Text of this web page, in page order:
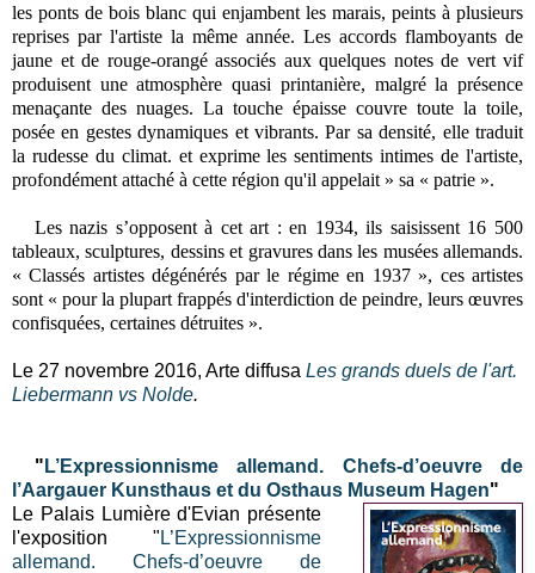
les ponts de bois blanc qui enjambent les marais, peints à plusieurs
reprises par l'artiste la même année. Les accords flamboyants de
jaune et de rouge-orangé associés aux quelques notes de vert vif
produisent une atmosphère quasi printanière, malgré la présence
menaçante des nuages. La touche épaisse couvre toute la toile,
posée en gestes dynamiques et vibrants. Par sa densité, elle traduit
la rudesse du climat. et exprime les sentiments intimes de l'artiste,
profondément attaché à cette région qu'il appelait » sa « patrie ».
Les nazis s’opposent à cet art : en 1934, ils saisissent 16 500
tableaux, sculptures, dessins et gravures dans les musées allemands.
« Classés artistes dégénérés par le régime en 1937 », ces artistes
sont « pour la plupart frappés d'interdiction de peindre, leurs œuvres
confisquées, certaines détruites ».
Le 27 novembre 2016, Arte diffusa Les grands duels de l'art.
Liebermann vs Nolde.
" L’Expressionnisme allemand. Chefs-d’oeuvre de
l’Aargauer Kunsthaus et du Osthaus Museum Hagen"
Le Palais Lumière d'Evian présente
l'exposition " L’Expressionnisme
allemand. Chefs-d’oeuvre de